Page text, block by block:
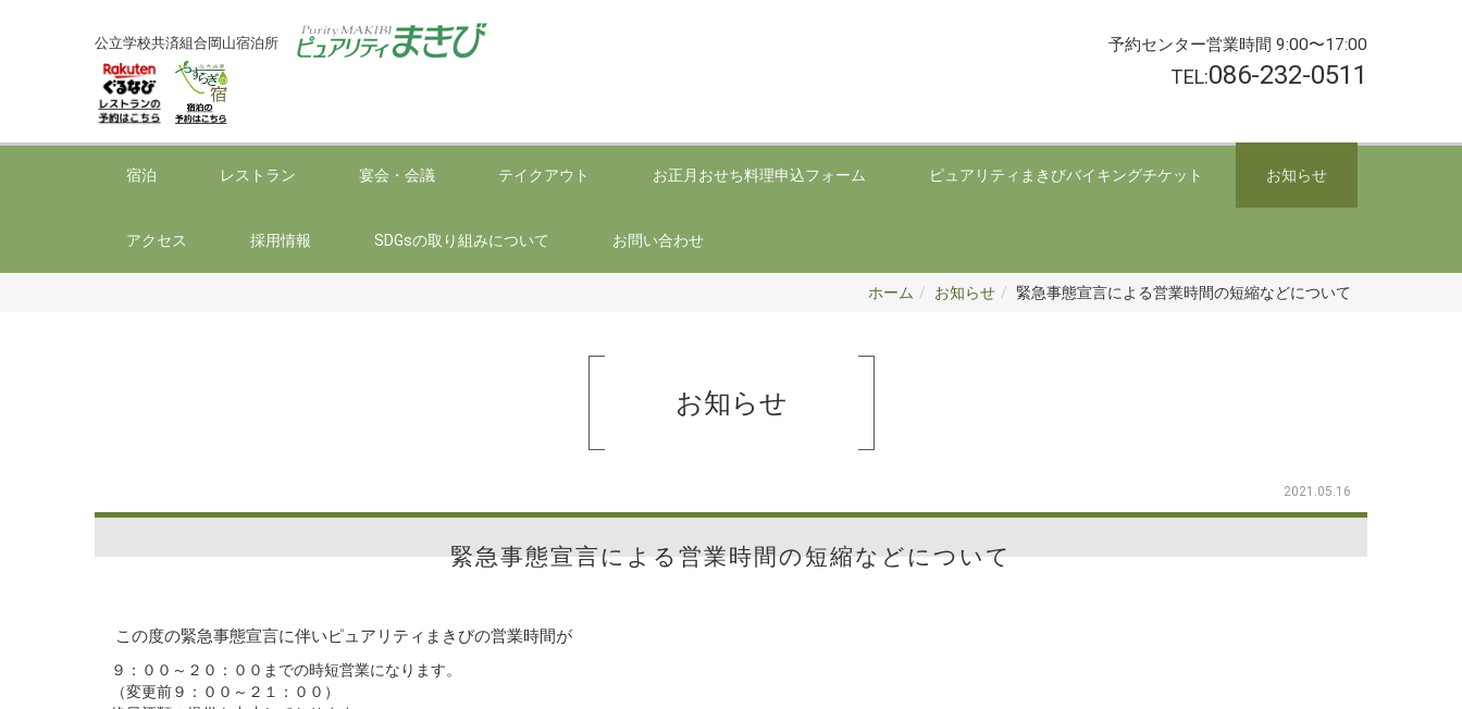
公立学校共済組合岡山宿泊所 予約センター営業時間 9:00〜17:00
TEL:086-232-0511
宿泊 レストラン 宴会・会議 テイクアウト お正月おせち料理申込フォーム ピュアリティまきびバイキングチケット お知らせ
アクセス 採用情報 SDGsの取り組みについて お問い合わせ
ホーム お知らせ 緊急事態宣言による営業時間の短縮などについて
お知らせ
2021.05.16
緊急事態宣言による営業時間の短縮などについて
この度の緊急事態宣言に伴いピュアリティまきびの営業時間が
９：００～２０：００までの時短営業になります。
（変更前９：００～２１：００）